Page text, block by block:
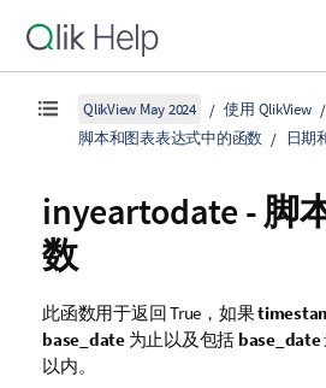
QlikView May 2024 使用 QlikView
脚本和图表表达式中的函数
日期
inyeartodate - 脚
数
此函数用于返回True ，如果
base_date为止以及包括 base_date
以内。